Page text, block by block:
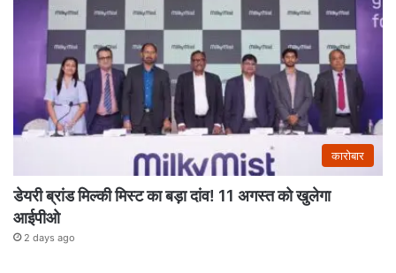
कारोबार
डेयरी ब्रांड मिल्की मिस्ट का बड़ा दांव! 11 अगस्त को खुलेगा
आईपीओ
2 days ago